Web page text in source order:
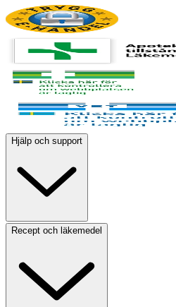
Hjälp och support
Recept och läkemedel